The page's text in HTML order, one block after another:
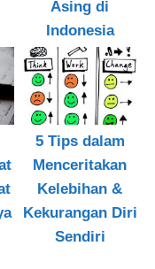
Asing di
Indonesia
5 Tips dalam
Menceritakan
Kelebihan &
Kekurangan Diri
Sendiri